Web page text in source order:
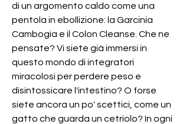
di un argomento caldo come una
pentola in ebollizione: la Garcinia
Cambogia e il Colon Cleanse. Che ne
pensate? Vi siete già immersi in
questo mondo di integratori
miracolosi per perdere peso e
disintossicare l'intestino? O forse
siete ancora un po' scettici, come un
gatto che guarda un cetriolo? In ogni